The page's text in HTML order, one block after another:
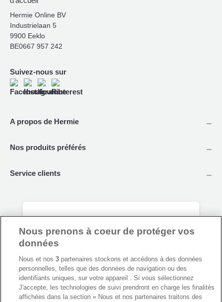
Hermie Online BV
Industrielaan 5
9900 Eeklo
BE0667 957 242
Suivez-nous sur
A propos de Hermie
Nos produits préférés
Service clients
Restez toujours au courant de nos dernières
sympas 1 x par semaine. Vous pourrez vous
désinscrire à tout moment. Pas de spam,
promis ! 🤞
Nous prenons à coeur de protéger vos
données
Nous et nos3 partenaires stockons et accédons à des données
personnelles, telles que des données de navigation ou des
identifiants uniques, sur votre appareil . Si vous sélectionnez
J'accepte, les technologies de suivi prendront en charge les finalités
affichées dans la section « Nous et nos partenaires traitons des